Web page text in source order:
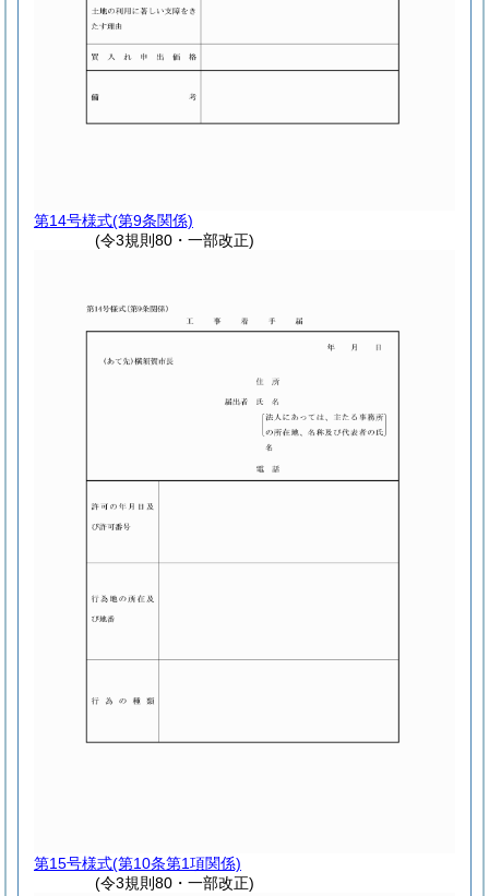
第14号様式(第9条関係)
(令3規則80・一部改正)
第15号様式(第10条第1項関係)
(令3規則80・一部改正)